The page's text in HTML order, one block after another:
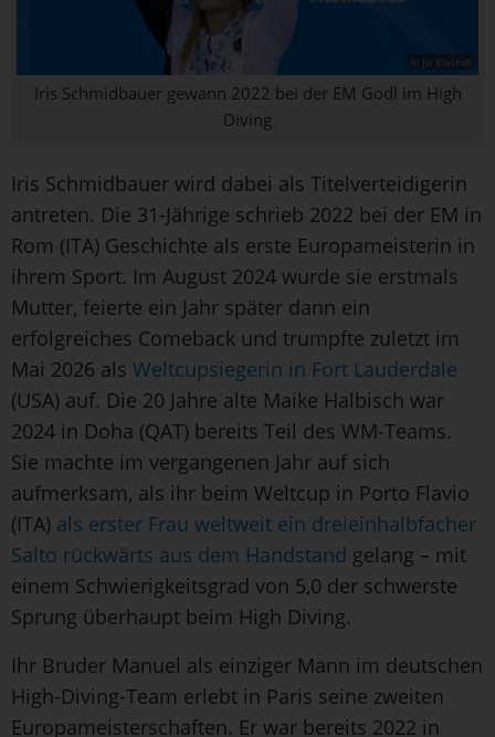
© Jo Kleindl
Iris Schmidbauer gewann 2022 bei der EM Godl im High
Diving
Iris Schmidbauer wird dabei als Titelverteidigerin
antreten. Die 31-Jährige schrieb 2022 bei der EM in
Rom (ITA) Geschichte als erste Europameisterin in
ihrem Sport. Im August 2024 wurde sie erstmals
Mutter, feierte ein Jahr später dann ein
erfolgreiches Comeback und trumpfte zuletzt im
Mai 2026 als Weltcupsiegerin in Fort Lauderdale
(USA) auf. Die 20 Jahre alte Maike Halbisch war
2024 in Doha (QAT) bereits Teil des WM-Teams.
Sie machte im vergangenen Jahr auf sich
aufmerksam, als ihr beim Weltcup in Porto Flavio
(ITA) als erster Frau weltweit ein dreieinhalbfacher
Salto rückwärts aus dem Handstand gelang – mit
einem Schwierigkeitsgrad von 5,0 der schwerste
Sprung überhaupt beim High Diving.
Ihr Bruder Manuel als einziger Mann im deutschen
High-Diving-Team erlebt in Paris seine zweiten
Europameisterschaften. Er war bereits 2022 in